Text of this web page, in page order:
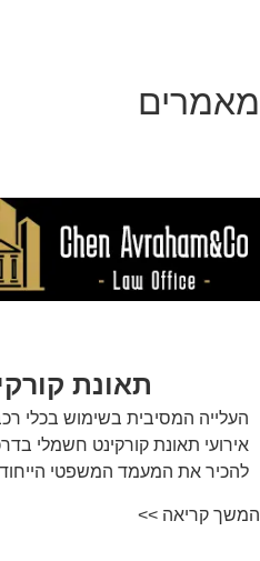
מאמרים
תאונת
העלייה המסיבית בשימוש בכלי
אירועי תאונת קורקינט חשמלי
להכיר את המעמד המשפטי
המשך קריאה >>